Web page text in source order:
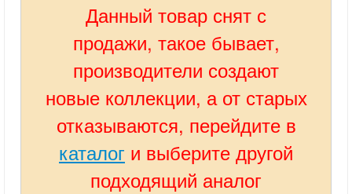
Данный товар снят с
продажи, такое бывает,
производители создают
новые коллекции, а от старых
отказываются, перейдите в
каталог и выберите другой
подходящий аналог